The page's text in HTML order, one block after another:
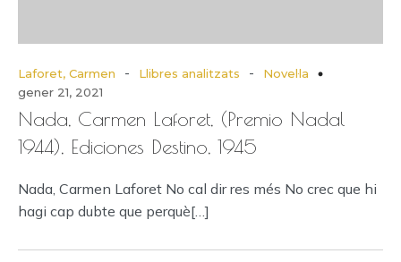
Laforet, Carmen - Llibres analitzats -
Novel·la
gener 21, 2021
Nada, Carmen Laforet, (Premio Nadal
1944), Ediciones Destino, 1945
Nada, Carmen Laforet No cal dir res més No crec que hi
hagi cap dubte que perquè[…]